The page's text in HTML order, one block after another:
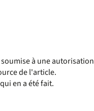
à une
de l'article.
en a été fait.